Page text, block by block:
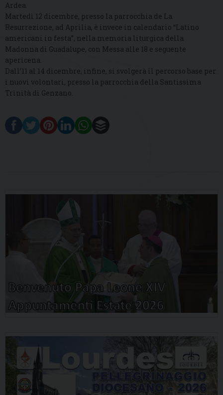
Ardea.
Martedì 12 dicembre, presso la parrocchia de La
Resurrezione, ad Aprilia, è invece in calendario “Latino
americani in festa”, nella memoria liturgica della
Madonna di Guadalupe, con Messa alle 18 e seguente
apericena.
Dall’11 al 14 dicembre, infine, si svolgerà il percorso base per
i nuovi volontari, presso la parrocchia della Santissima
Trinità di Genzano.